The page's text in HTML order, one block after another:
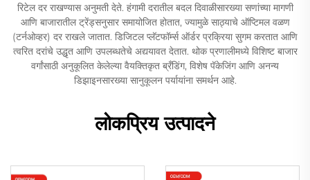
रिटेल दर राखण्यास अनुमती देते. हंगामी दरातील बदल दिवाळीसारख्या सणांच्या मागणी
आणि बाजारातील ट्रेंड्सनुसार समायोजित होतात, ज्यामुळे साठ्याचे ऑप्टिमल वळण
(टर्नओव्हर) दर राखले जातात. डिजिटल प्लॅटफॉर्म्स ऑर्डर प्रक्रिया सुगम करतात आणि
त्वरित दरांचे उद्धृत आणि उपलब्धतेचे अद्ययावत देतात. थोक प्रणालीमध्ये विशिष्ट बाजार
वर्गांसाठी अनुकूलित केलेल्या वैयक्तिकृत ब्रँडिंग, विशेष पॅकेजिंग आणि अनन्य
डिझाइनसारख्या सानुकूलन पर्यायांना समर्थन आहे.
लोकप्रिय उत्पादने